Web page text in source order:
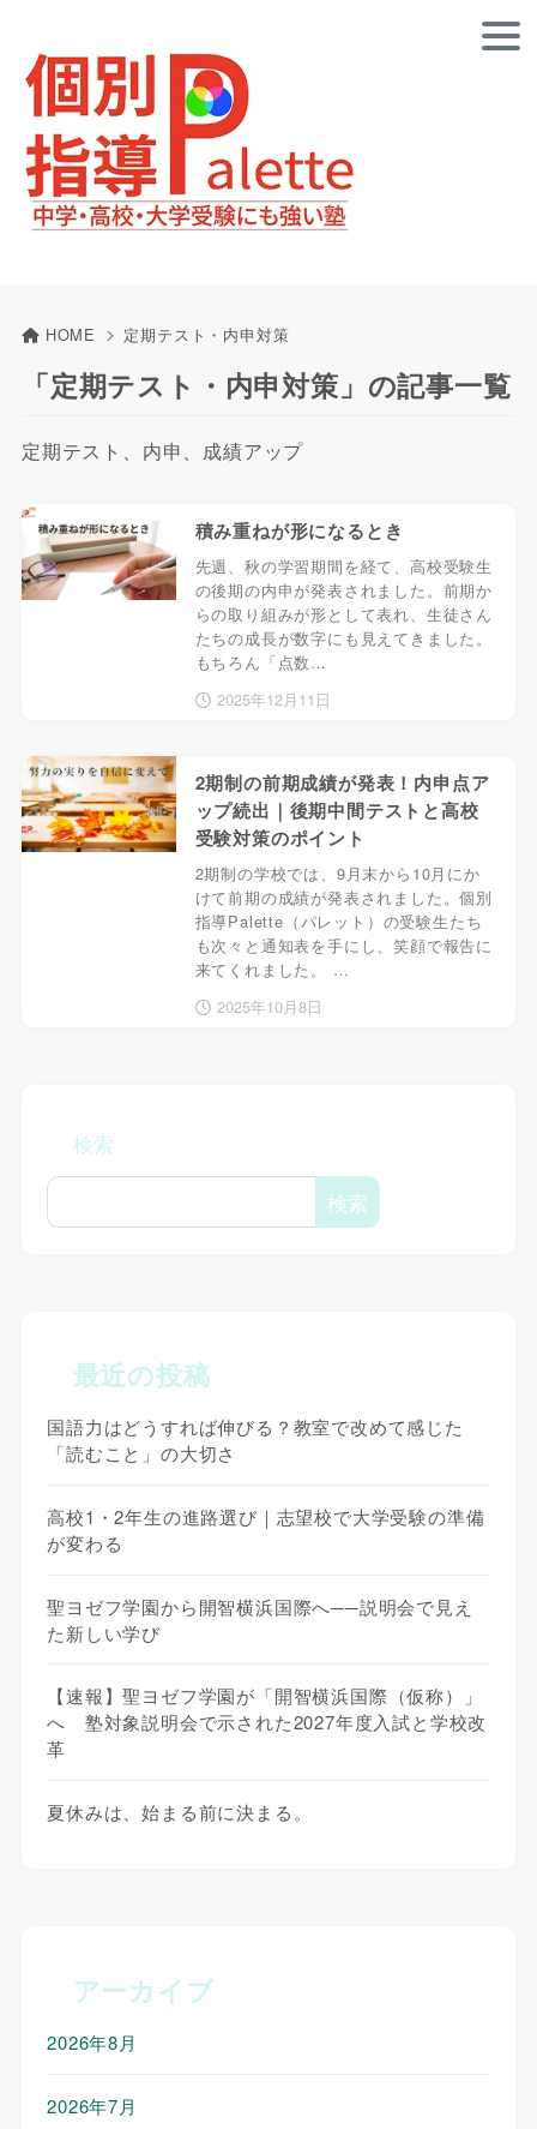
HOME 定期テスト・内申対策
「定期テスト・内申対策」の記事一覧
定期テスト、内申、成績アップ
積み重ねが形になるとき
先週、秋の学習期間を経て、高校受験生
の後期の内申が発表されました。前期か
らの取り組みが形として表れ、生徒さん
たちの成長が数字にも見えてきました。
もちろん「点数…
2025年12月11日
2期制の前期成績が発表！内申点ア
ップ続出｜後期中間テストと高校
受験対策のポイント
2期制の学校では、9月末から10月にか
けて前期の成績が発表されました。個別
指導Palette（パレット）の受験生たち
も次々と通知表を手にし、笑顔で報告に
来てくれました。 …
2025年10月8日
検索
検索
最近の投稿
国語力はどうすれば伸びる？教室で改めて感じた
「読むこと」の大切さ
高校1・2年生の進路選び｜志望校で大学受験の準備
が変わる
聖ヨゼフ学園から開智横浜国際へ──説明会で見え
た新しい学び
【速報】聖ヨゼフ学園が「開智横浜国際（仮称）」
へ 塾対象説明会で示された2027年度入試と学校改
革
夏休みは、始まる前に決まる。
アーカイブ
2026年8月
2026年7月